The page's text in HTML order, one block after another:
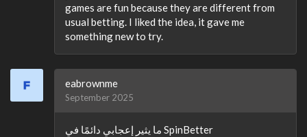
games are fun because they are different from
usual betting. I liked the idea, it gave me
something new to try.
eabrownme
September 2025
ما يثير إعجابي دائمًا في SpinBetter